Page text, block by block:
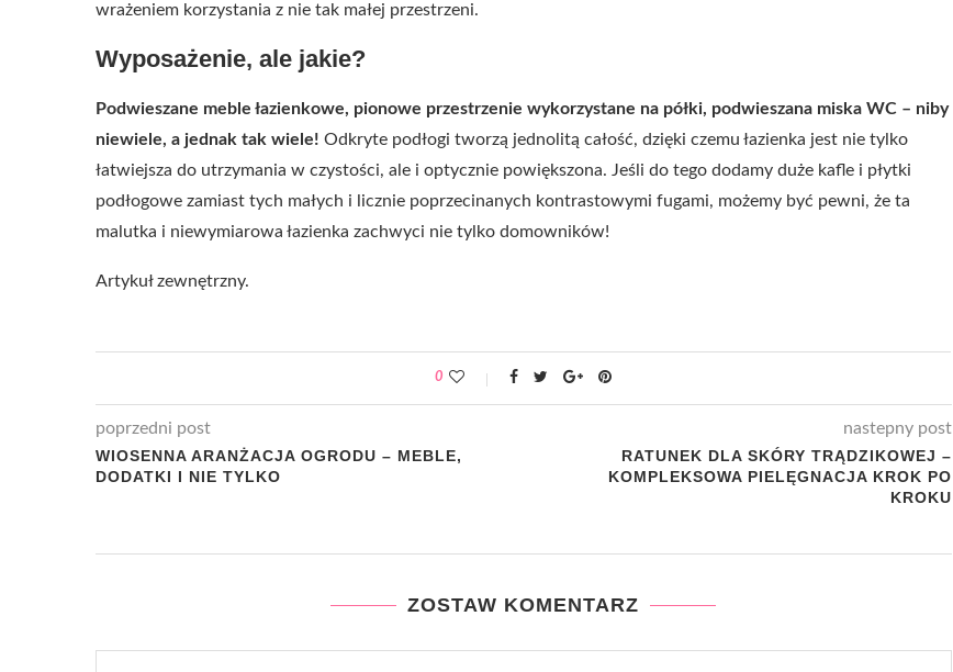
wrażeniem korzystania z nie tak małej przestrzeni.
Wyposażenie, ale jakie?
Podwieszane meble łazienkowe, pionowe przestrzenie wykorzystane na półki, podwieszana miska WC – niby
niewiele, a jednak tak wiele! Odkryte podłogi tworzą jednolitą całość, dzięki czemu łazienka jest nie tylko
łatwiejsza do utrzymania w czystości, ale i optycznie powiększona. Jeśli do tego dodamy duże kafle i płytki
podłogowe zamiast tych małych i licznie poprzecinanych kontrastowymi fugami, możemy być pewni, że ta
malutka i niewymiarowa łazienka zachwyci nie tylko domowników!
Artykuł zewnętrzny.
0
poprzedni post
WIOSENNA ARANŻACJA OGRODU – MEBLE,
DODATKI I NIE TYLKO
nastepny post
RATUNEK DLA SKÓRY TRĄDZIKOWEJ –
KOMPLEKSOWA PIELĘGNACJA KROK PO
KROKU
ZOSTAW KOMENTARZ